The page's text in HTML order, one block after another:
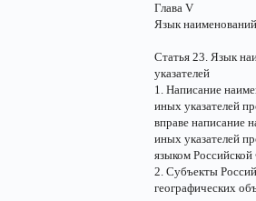
Глава V
Язык
Статья 23. Язык
указателей
1. Написание
иных указателей
вправе написание
иных указателей
языком
2. Субъекты
географических